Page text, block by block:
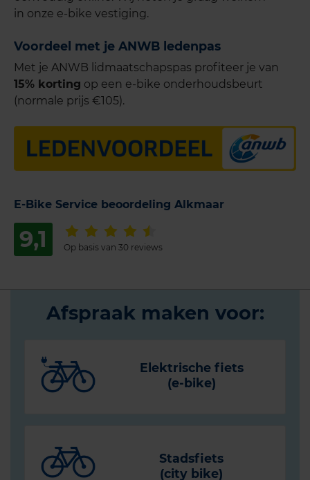
in onze e-bike vestiging.
Voordeel met je ANWB ledenpas
Met je ANWB lidmaatschapspas profiteer je van
15% korting op een e-bike onderhoudsbeurt
(normale prijs €105).
E-Bike Service beoordeling Alkmaar
9,1 Op basis van 30 reviews
Afspraak maken voor:
Elektrische fiets
(e-bike)
Stadsfiets
(city bike)